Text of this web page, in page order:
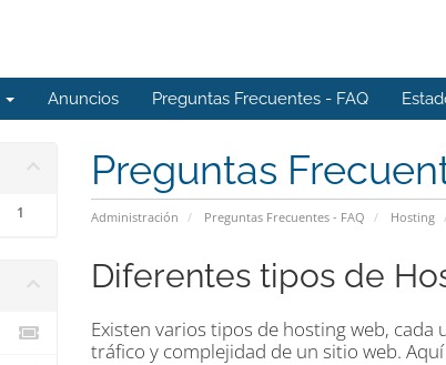
Anuncios Preguntas Frecuentes - FAQ
Preguntas
Administración Preguntas Frecuentes - FAQ Hosting
1
Diferentes tipos de
Existen varios tipos de hosting web,
tráfico y complejidad de un sitio web.